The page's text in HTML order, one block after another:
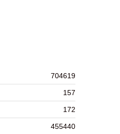
704619
157
172
455440